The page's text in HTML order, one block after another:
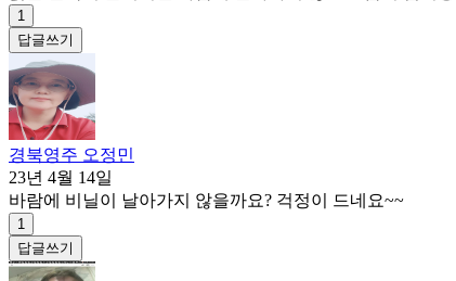
1
답글쓰기
경북영주 오정민
23년 4월 14일
바람에 비닐이 날아가지 않을까요? 걱정이 드네요~~
1
답글쓰기